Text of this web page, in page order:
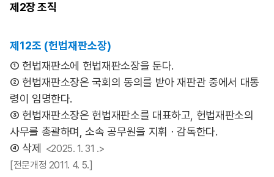
제2장조직
제12조 (헌법재판소장)
① 헌법재판소에 헌법재판소장을 둔다.
② 헌법재판소장은 국회의 동의를 받아 재판관 중에서 대통
령이 임명한다.
③ 헌법재판소장은 헌법재판소를 대표하고, 헌법재판소의
사무를 총괄하며, 소속 공무원을 지휘ㆍ감독한다.
④ 삭제
<2025. 1. 31 .>
[전문개정 2011. 4. 5.]